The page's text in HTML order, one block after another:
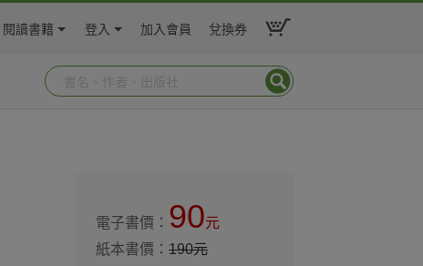
閱讀書籍 登入 加入會員 兌換券
電子書價： 90元
紙本書價：190元